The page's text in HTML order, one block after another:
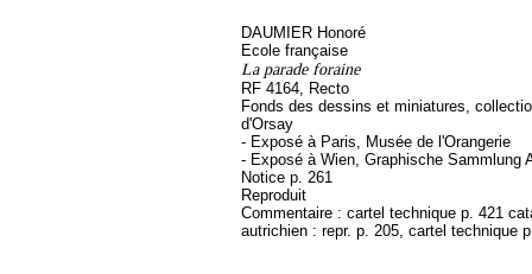
DAUMIER Honoré
Ecole française
La parade foraine
RF 4164, Recto
Fonds des dessins et miniatures,
d'Orsay
- Exposé à Paris, Musée de l'Orangerie
- Exposé à Wien, Graphische Sammlung
Notice p. 261
Reproduit
Commentaire : cartel technique p. 421
autrichien : repr. p. 205, cartel technique